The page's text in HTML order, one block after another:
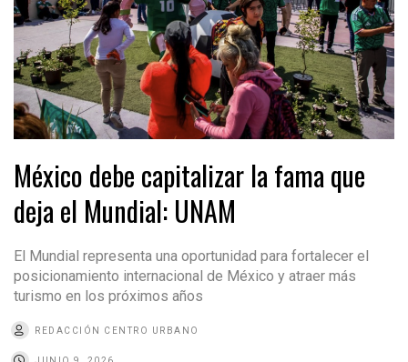
México debe capitalizar la fama que
deja el Mundial: UNAM
El Mundial representa una oportunidad para fortalecer el
posicionamiento internacional de México y atraer más
turismo en los próximos años
REDACCIÓN CENTRO URBANO